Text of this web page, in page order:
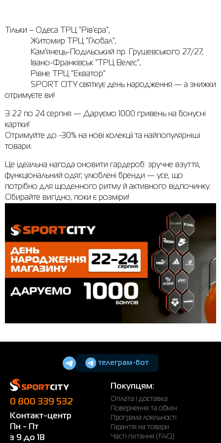
Термобілизна
Толстовки
Футболки
Шорти
Спідниці
Шарфи
The North Face
Under Armour
Сандалі
Бренди
Larum
Nike
Puma
Тільки – Одеса ТРЦ "Рів'єра",
Житомир ТРЦ "Глобал",
Кам'янець-Подільський пр. Грушевського 27/27,
Івано-Франківськ "ТРЦ Велес",
Рівне ТРЦ "Екватор"
SPORT CITY святкує день народження — а знижки
отримуєте ви!
З 22 по 24 серпня — Даруємо 1000 гривень на бонусні
картки!
Отримуйте до -30% на нові колекції та найпопулярніші
товари.
Це ідеальна нагода оновити гардероб: зручне взуття,
функціональний одяг, улюблені бренди — усе, що
потрібно для щоденного ритму й активного відпочинку.
Обирайте вигідно, поки є розміри!
телеграм-бот
0 800 339 532
Контакт-центр
Пн - Пт
з 9 до 18
Покупцям:
Оплата і доставка
Повернення та обмін
Програма лояльності
Гарантія на товари
Часті питання (FAQ)